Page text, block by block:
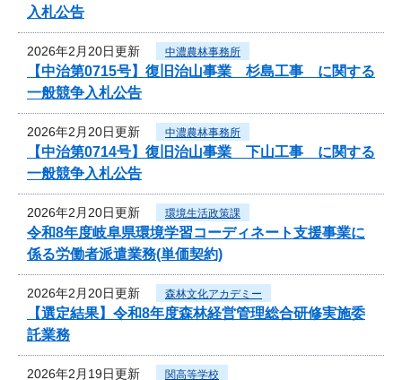
入札公告
2026年2月20日更新 中濃農林事務所
【中治第0715号】復旧治山事業 杉島工事 に関する
一般競争入札公告
2026年2月20日更新 中濃農林事務所
【中治第0714号】復旧治山事業 下山工事 に関する
一般競争入札公告
2026年2月20日更新 環境生活政策課
令和8年度岐阜県環境学習コーディネート支援事業に
係る労働者派遣業務(単価契約)
2026年2月20日更新 森林文化アカデミー
【選定結果】令和8年度森林経営管理総合研修実施委
託業務
2026年2月19日更新 関高等学校